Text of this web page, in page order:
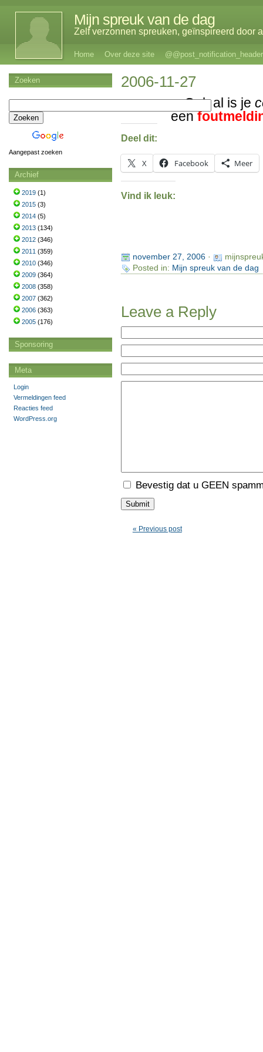
Mijn spreuk van de dag
Zelf verzonnen spreuken, geïnspireerd door
Home Over deze site @@post_notification_header
2006-11-27
Ook al is je
een
Deel dit:
X Facebook Meer
Vind ik leuk:
november 27, 2006·
Posted in: Mijn spreuk van de dag
Leave a Reply
Bevestig dat u GEEN
« Previous post
Zoeken
Aangepast zoeken
Archief
2019 (1)
2015 (3)
2014 (5)
2013 (134)
2012 (346)
2011 (359)
2010 (346)
2009 (364)
2008 (358)
2007 (362)
2006 (363)
2005 (176)
Sponsoring
Meta
Login
Vermeldingen feed
Reacties feed
WordPress.org